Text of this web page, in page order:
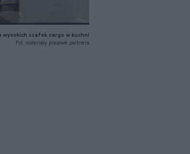
wysokich szafek cargo w kuchni
Fot. materiały prasowe partnera